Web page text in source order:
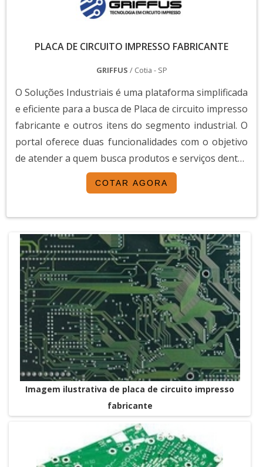
PLACA DE CIRCUITO IMPRESSO FABRICANTE
GRIFFUS / Cotia - SP
O Soluções Industriais é uma plataforma simplificada
e eficiente para a busca de Placa de circuito impresso
fabricante e outros itens do segmento industrial. O
portal oferece duas funcionalidades com o objetivo
de atender a quem busca produtos e serviços dentro
do segmento industrial ou empresas com interesse
na divulgação de seus produtos e serviços de forma
COTAR AGORA
Imagem ilustrativa de placa de circuito impresso
fabricante